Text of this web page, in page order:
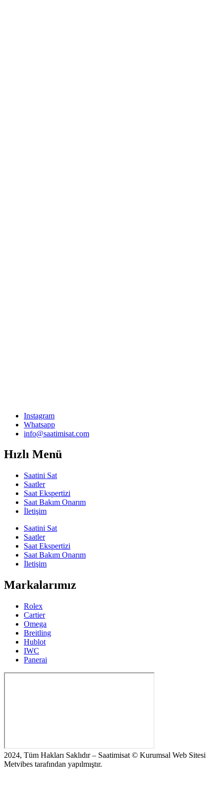
Instagram
Whatsapp
info@saatimisat.com
Hızlı Menü
Saatini Sat
Saatler
Saat Ekspertizi
Saat Bakım Onarım
İletişim
Saatini Sat
Saatler
Saat Ekspertizi
Saat Bakım Onarım
İletişim
Markalarımız
Rolex
Cartier
Omega
Breitling
Hublot
IWC
Panerai
2024, Tüm Hakları Saklıdır – Saatimisat © Kurumsal Web Sitesi
Metvibes tarafından yapılmıştır.